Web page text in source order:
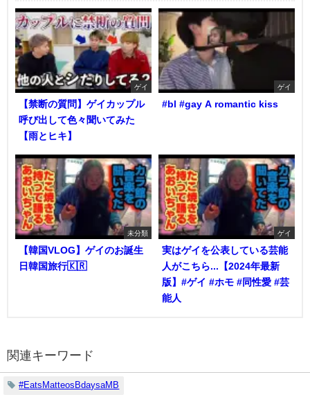
ゲイ
【禁断の質問】ゲイカップル
呼び出して色々聞いてみた
【雨とヒキ】
ゲイ
#bl #gay A romantic kiss
未分類
【韓国VLOG】ゲイのお誕生
日韓国旅行🇰🇷
ゲイ
実はゲイを公表している芸能
人がこちら...【2024年最新
版】#ゲイ #ホモ #同性愛 #芸
能人
関連キーワード
#EatsMatteosBdaysaMB